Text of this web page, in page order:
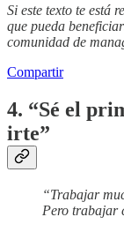
Si este texto te está
que pueda
comunidad de
Compartir
4. “Sé el
irte”
“Trabajar
Pero trabajar